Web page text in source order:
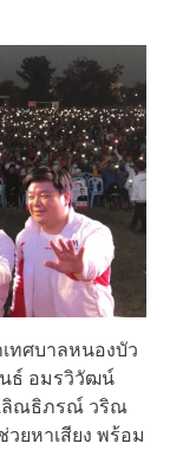
ทศบาลหนองบัว
นธ์ อมรวิวัฒน์
.ลิณธิภรณ์ วริณ
ยหาเสียง พร้อม